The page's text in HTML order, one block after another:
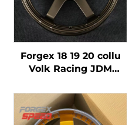
Forgex 18 19 20 collu
Volk Racing JDM
bronza hroms 5x120
5x114.3 5x112 TE37
sakausējuma kaltie